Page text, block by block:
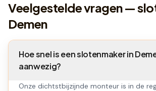
Veelgestelde vragen —
Demen
Hoe snel is een slotenmaker in
aanwezig?
Onze dichtstbijzijnde monteur is in de